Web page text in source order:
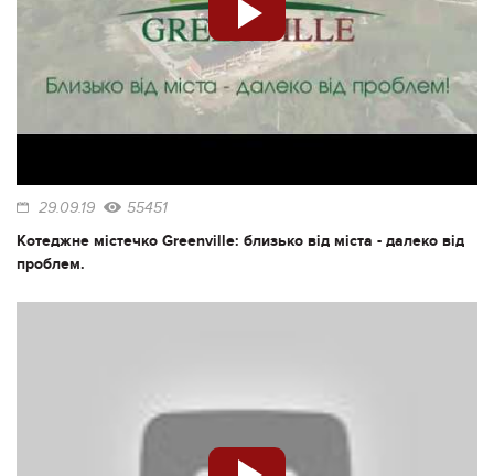
29.09.19 55451
Котеджне містечко Greenville: близько від міста - далеко від
проблем.